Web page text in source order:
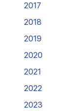
2017
2018
2019
2020
2021
2022
2023